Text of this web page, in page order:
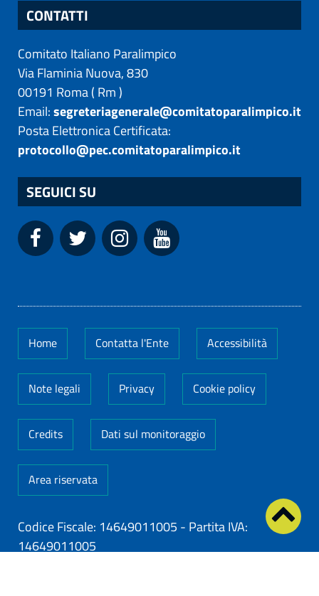
CONTATTI
Comitato Italiano Paralimpico
Via Flaminia Nuova, 830
00191 Roma( Rm)
Email:segreteriagenerale@comitatoparalimpico.it
Posta Elettronica Certificata:
protocollo@pec.comitatoparalimpico.it
SEGUICI SU
Home Contatta l'Ente Accessibilità
Note legali Privacy Cookie policy
Credits Dati sul monitoraggio
Area riservata
Codice Fiscale: 14649011005 - Partita IVA:
14649011005